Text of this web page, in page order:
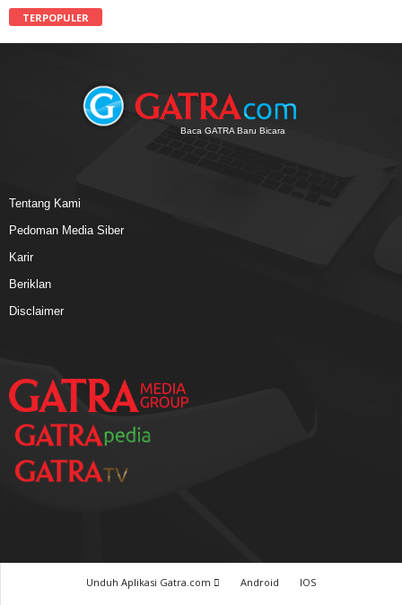
TERPOPULER
Baca GATRA Baru Bicara
Tentang Kami
Pedoman Media Siber
Karir
Beriklan
Disclaimer
Unduh Aplikasi Gatra.com Android
IOS